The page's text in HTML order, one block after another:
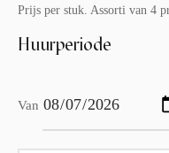
Prijs per stuk. Assorti van 4
Huurperiode
Van